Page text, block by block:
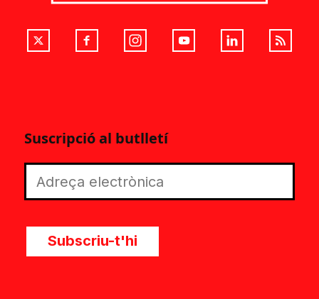
Suscripció al butlletí
Subscriu-t'hi